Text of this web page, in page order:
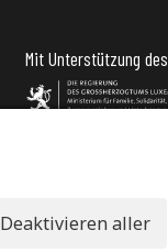
Mit Unterstützung des
Deaktivieren aller